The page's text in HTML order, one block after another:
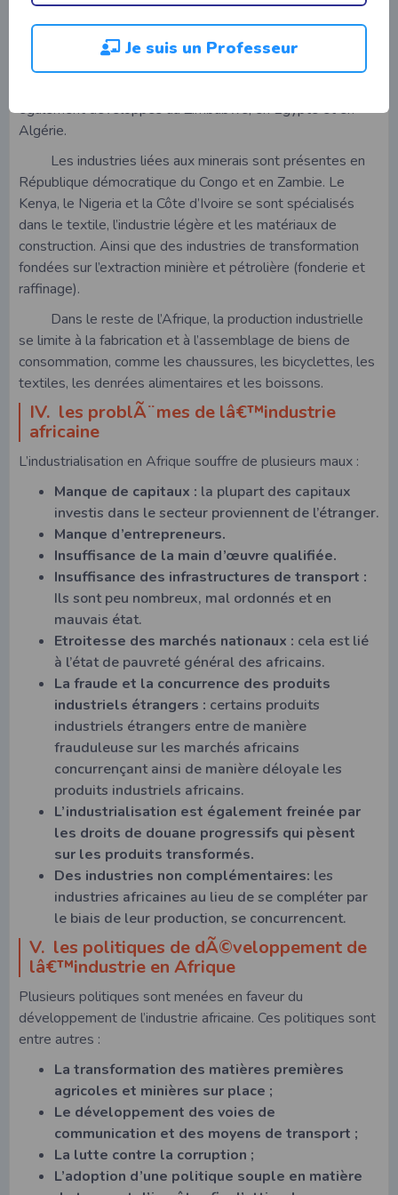
lourde, la métallurgie et la fabrication de machines et de
moyens de transport.
également développés au Zimbabwe, en Égypte et en
Algérie.
Les industries liées aux minerais sont présentes en
République démocratique du Congo et en Zambie. Le
Kenya, le Nigeria et la Côte d’Ivoire se sont spécialisés
dans le textile, l’industrie légère et les matériaux de
construction. Ainsi que des industries de transformation
fondées sur l’extraction minière et pétrolière (fonderie et
raffinage).
Dans le reste de l’Afrique, la production industrielle
se limite à la fabrication et à l’assemblage de biens de
consommation, comme les chaussures, les bicyclettes, les
textiles, les denrées alimentaires et les boissons.
IV. les problÃ¨mes de lâ€™industrie
africaine
L’industrialisation en Afrique souffre de plusieurs maux :
Manque de capitaux : la plupart des capitaux
investis dans le secteur proviennent de l’étranger.
Manque d’entrepreneurs.
Insuffisance de la main d’œuvre qualifiée.
Insuffisance des infrastructures de transport :
Ils sont peu nombreux, mal ordonnés et en
mauvais état.
Etroitesse des marchés nationaux : cela est lié
à l’état de pauvreté général des africains.
La fraude et la concurrence des produits
industriels étrangers : certains produits
industriels étrangers entre de manière
frauduleuse sur les marchés africains
concurrençant ainsi de manière déloyale les
produits industriels africains.
L’industrialisation est également freinée par
les droits de douane progressifs qui pèsent
sur les produits transformés.
Des industries non complémentaires: les
industries africaines au lieu de se compléter par
le biais de leur production, se concurrencent.
V. les politiques de dÃ©veloppement de
lâ€™industrie en Afrique
Plusieurs politiques sont menées en faveur du
développement de l’industrie africaine. Ces politiques sont
entre autres :
La transformation des matières premières
agricoles et minières sur place ;
Le développement des voies de
communication et des moyens de transport ;
La lutte contre la corruption ;
L’adoption d’une politique souple en matière
Je suis un Professeur